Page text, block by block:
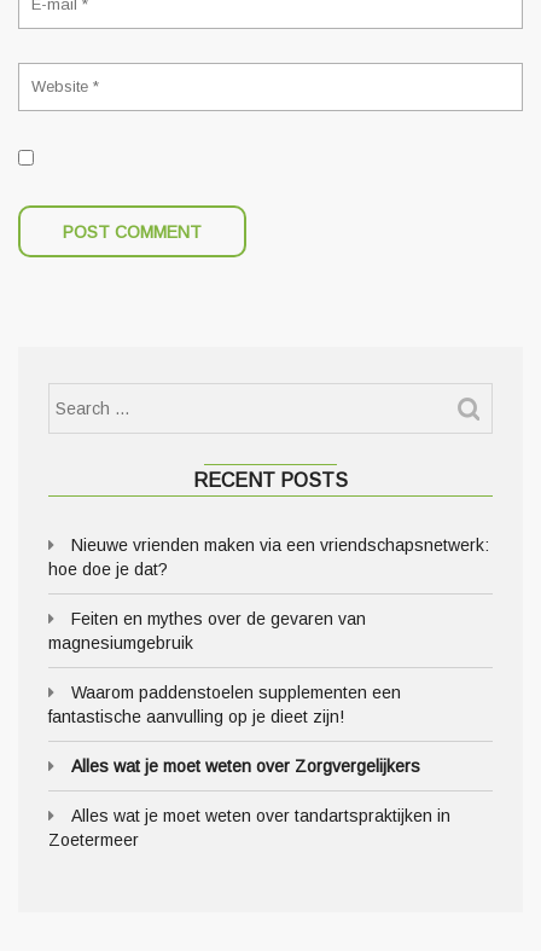
RECENT POSTS
Nieuwe vrienden maken via een vriendschapsnetwerk:
hoe doe je dat?
Feiten en mythes over de gevaren van
magnesiumgebruik
Waarom paddenstoelen supplementen een
fantastische aanvulling op je dieet zijn!
Alles wat je moet weten over Zorgvergelijkers
Alles wat je moet weten over tandartspraktijken in
Zoetermeer